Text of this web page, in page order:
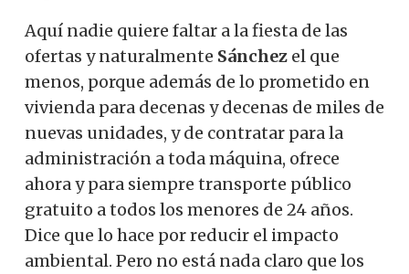
Aquí nadie quiere faltar a la fiesta de las
ofertas y naturalmente Sánchez el que
menos, porque además de lo prometido en
vivienda para decenas y decenas de miles de
nuevas unidades, y de contratar para la
administración a toda máquina, ofrece
ahora y para siempre transporte público
gratuito a todos los menores de 24 años.
Dice que lo hace por reducir el impacto
ambiental. Pero no está nada claro que los